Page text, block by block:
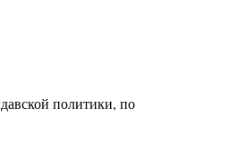
политики, по